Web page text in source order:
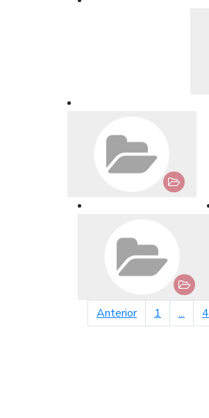
Anteriorpágina anterior
1 ... 4